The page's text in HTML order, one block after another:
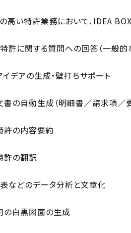
高い特許業務において、IDEA
特許に関する質問への回答（一般
イデアの生成・壁打ちサポート
書の自動生成（明細書／請求項／
許の内容要約
許の翻訳
表などのデータ分析と文章化
の白黒図面の生成